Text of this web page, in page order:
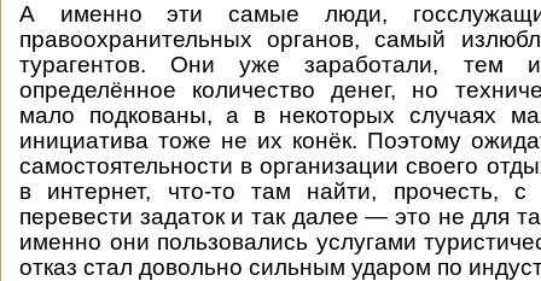
А именно эти самые люди,
правоохранительных органов, самый
турагентов. Они уже заработали, тем
определённое количество денег, но
мало подкованы, а в некоторых случаях
инициатива тоже не их конёк. Поэтому
самостоятельности в организации своего
в интернет, что-то там найти, прочесть, с
перевести задаток и так далее — это не для
именно они пользовались услугами
отказ стал довольно сильным ударом по